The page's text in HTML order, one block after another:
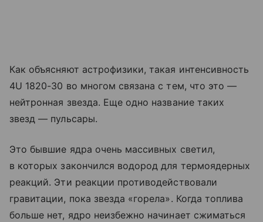
Как объясняют астрофизики, такая интенсивность
4U 1820-30 во многом связана с тем, что это —
нейтронная звезда. Еще одно название таких
звезд — пульсары.
Это бывшие ядра очень массивных светил,
в которых закончился водород для термоядерных
реакций. Эти реакции противодействовали
гравитации, пока звезда «горела». Когда топлива
больше нет, ядро неизбежно начинает сжиматься